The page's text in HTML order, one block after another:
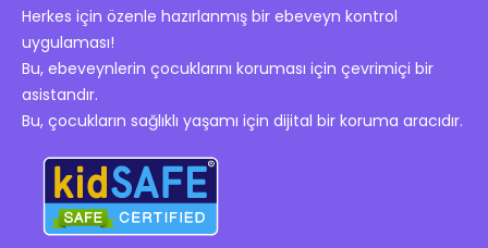
Herkes için özenle hazırlanmış bir ebeveyn kontrol
uygulaması!
Bu, ebeveynlerin çocuklarını koruması için çevrimiçi bir
asistandır.
Bu, çocukların sağlıklı yaşamı için dijital bir koruma aracıdır.